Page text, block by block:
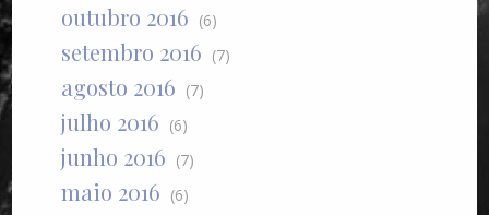
outubro 2016 (6)
setembro 2016 (7)
agosto 2016 (7)
julho 2016 (6)
junho 2016 (7)
maio 2016 (6)